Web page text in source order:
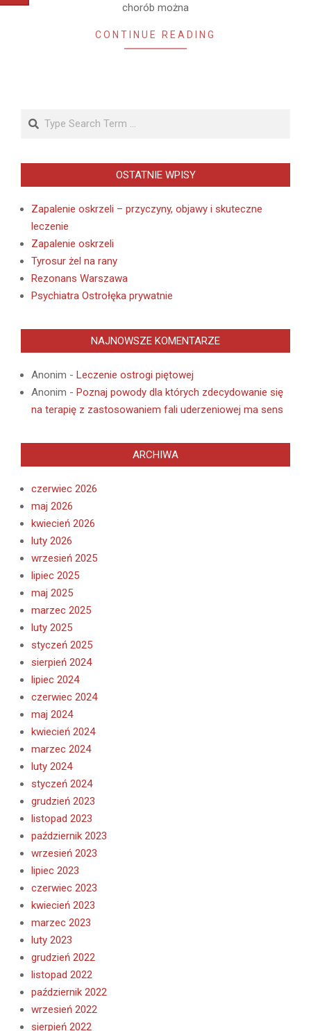
chorób można
CONTINUE READING
OSTATNIE WPISY
Zapalenie oskrzeli – przyczyny, objawy i skuteczne
leczenie
Zapalenie oskrzeli
Tyrosur żel na rany
Rezonans Warszawa
Psychiatra Ostrołęka prywatnie
NAJNOWSZE KOMENTARZE
Anonim - Leczenie ostrogi piętowej
Anonim - Poznaj powody dla których zdecydowanie się
na terapię z zastosowaniem fali uderzeniowej ma sens
ARCHIWA
czerwiec 2026
maj 2026
kwiecień 2026
luty 2026
wrzesień 2025
lipiec 2025
maj 2025
marzec 2025
luty 2025
styczeń 2025
sierpień 2024
lipiec 2024
czerwiec 2024
maj 2024
kwiecień 2024
marzec 2024
luty 2024
styczeń 2024
grudzień 2023
listopad 2023
październik 2023
wrzesień 2023
lipiec 2023
czerwiec 2023
kwiecień 2023
marzec 2023
luty 2023
grudzień 2022
listopad 2022
październik 2022
wrzesień 2022
sierpień 2022